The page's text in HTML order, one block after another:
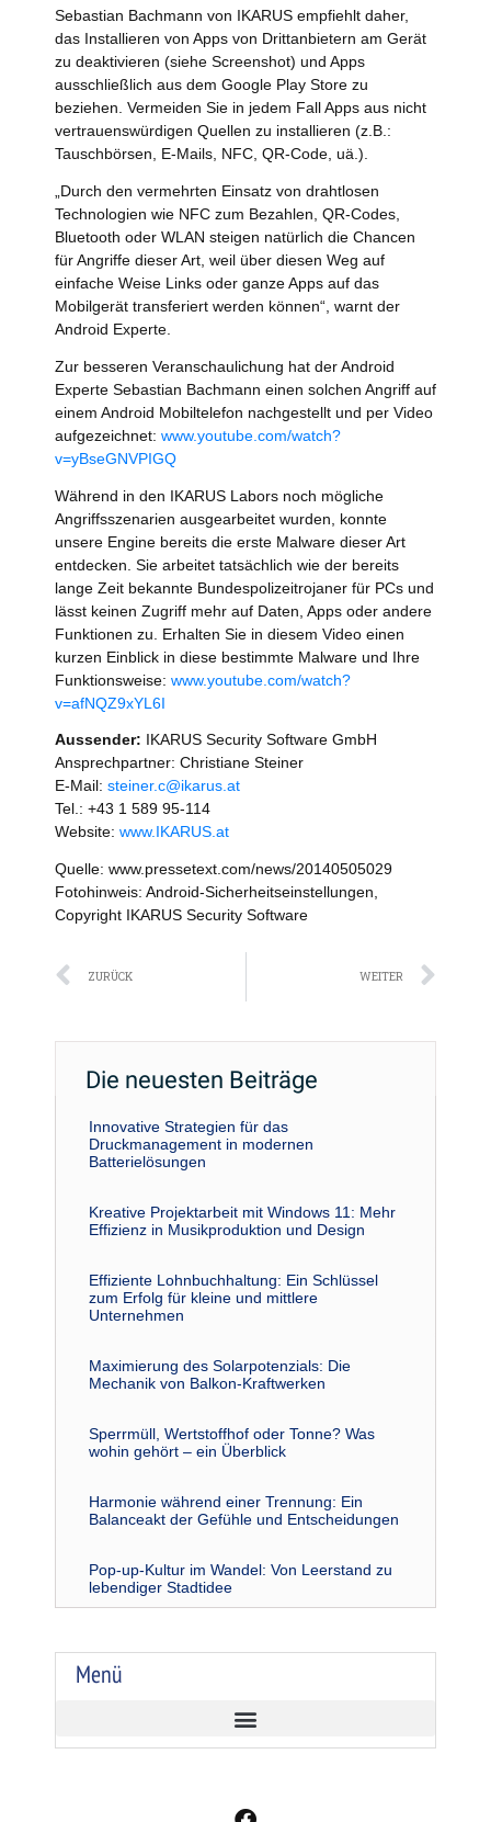
Sebastian Bachmann von IKARUS empfiehlt daher,
das Installieren von Apps von Drittanbietern am Gerät
zu deaktivieren (siehe Screenshot) und Apps
ausschließlich aus dem Google Play Store zu
beziehen. Vermeiden Sie in jedem Fall Apps aus nicht
vertrauenswürdigen Quellen zu installieren (z.B.:
Tauschbörsen, E-Mails, NFC, QR-Code, uä.).
„Durch den vermehrten Einsatz von drahtlosen
Technologien wie NFC zum Bezahlen, QR-Codes,
Bluetooth oder WLAN steigen natürlich die Chancen
für Angriffe dieser Art, weil über diesen Weg auf
einfache Weise Links oder ganze Apps auf das
Mobilgerät transferiert werden können“, warnt der
Android Experte.
Zur besseren Veranschaulichung hat der Android
Experte Sebastian Bachmann einen solchen Angriff auf
einem Android Mobiltelefon nachgestellt und per Video
aufgezeichnet: www.youtube.com/watch?
v=yBseGNVPIGQ
Während in den IKARUS Labors noch mögliche
Angriffsszenarien ausgearbeitet wurden, konnte
unsere Engine bereits die erste Malware dieser Art
entdecken. Sie arbeitet tatsächlich wie der bereits
lange Zeit bekannte Bundespolizeitrojaner für PCs und
lässt keinen Zugriff mehr auf Daten, Apps oder andere
Funktionen zu. Erhalten Sie in diesem Video einen
kurzen Einblick in diese bestimmte Malware und Ihre
Funktionsweise: www.youtube.com/watch?
v=afNQZ9xYL6I
Aussender: IKARUS Security Software GmbH
Ansprechpartner: Christiane Steiner
E-Mail: steiner.c@ikarus.at
Tel.: +43 1 589 95-114
Website: www.IKARUS.at
Quelle: www.pressetext.com/news/20140505029
Fotohinweis: Android-Sicherheitseinstellungen,
Copyright IKARUS Security Software
Zurück
ZURÜCK WEITER
Die neuesten Beiträge
Innovative Strategien für das
Druckmanagement in modernen
Batterielösungen
Kreative Projektarbeit mit Windows 11: Mehr
Effizienz in Musikproduktion und Design
Effiziente Lohnbuchhaltung: Ein Schlüssel
zum Erfolg für kleine und mittlere
Unternehmen
Maximierung des Solarpotenzials: Die
Mechanik von Balkon-Kraftwerken
Sperrmüll, Wertstoffhof oder Tonne? Was
wohin gehört – ein Überblick
Harmonie während einer Trennung: Ein
Balanceakt der Gefühle und Entscheidungen
Pop-up-Kultur im Wandel: Von Leerstand zu
lebendiger Stadtidee
Menü
F